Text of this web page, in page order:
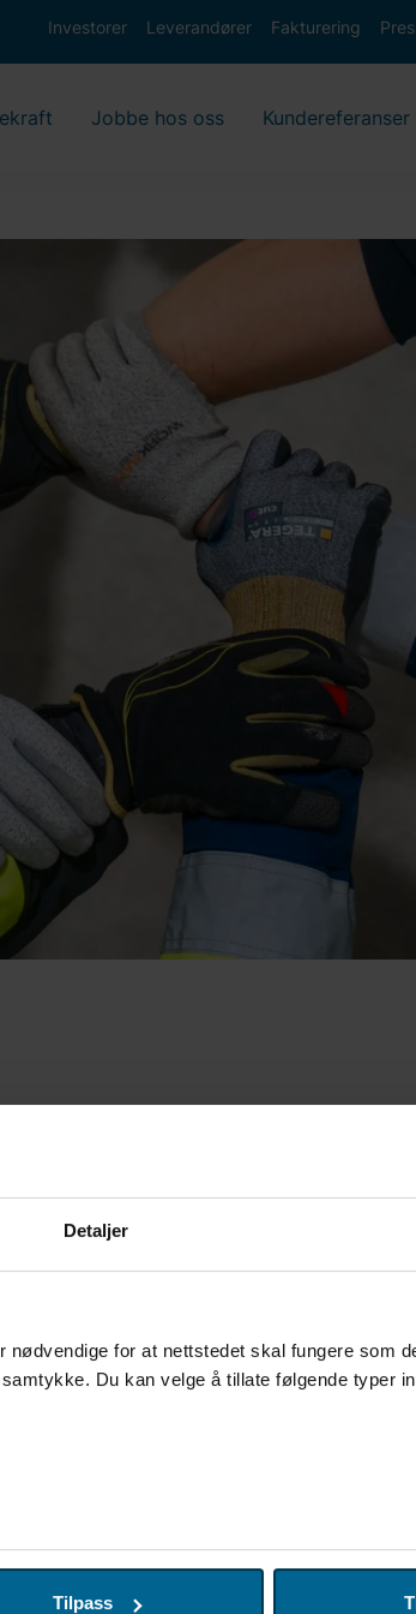
Detaljer
for at nettstedet skal fungere som
Du kan velge å tillate følgende typer
annonser for brukerne, tilby funksjoner for
med andre data som du har
Tilpass
Investorer Leverandører Fakturering
Jobbe hos oss Kundereferanser